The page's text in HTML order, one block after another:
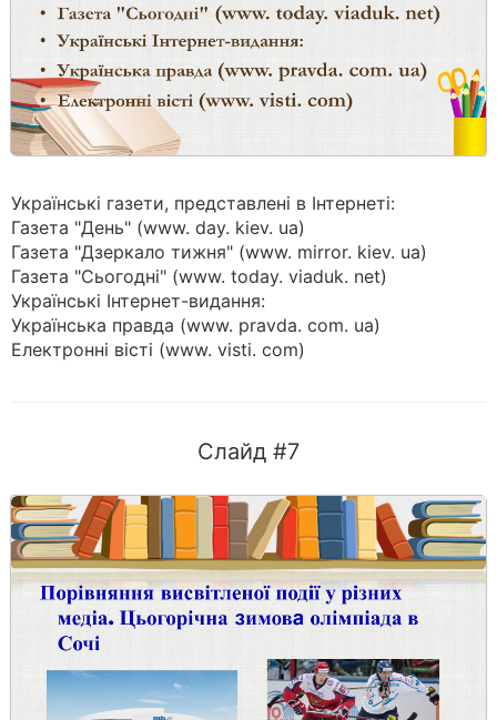
Українські газети, представлені в Інтернеті:
Газета "День" (www. day. kiev. ua)
Газета "Дзеркало тижня" (www. mirror. kiev. ua)
Газета "Сьогодні" (www. today. viaduk. net)
Українські Інтернет-видання:
Українська правда (www. pravda. com. ua)
Електронні вісті (www. visti. com)
Слайд #7